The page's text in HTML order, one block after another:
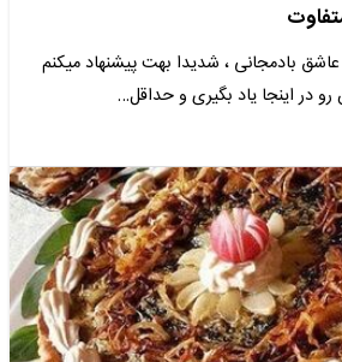
بادمجانی ، شدیدا بهت پیشنهاد میکنم
رو در اینجا یاد بگیری و حداقل…